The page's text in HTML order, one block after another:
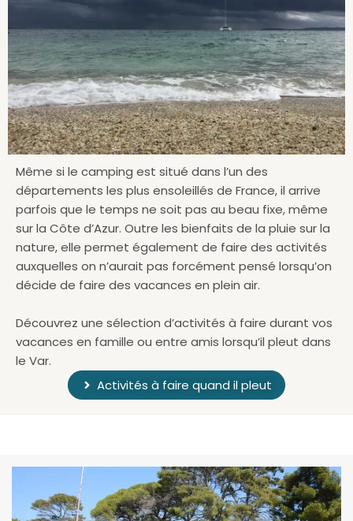
Même si le camping est situé dans l’un des
départements les plus ensoleillés de France, il arrive
parfois que le temps ne soit pas au beau fixe, même
sur la Côte d’Azur. Outre les bienfaits de la pluie sur la
nature, elle permet également de faire des activités
auxquelles on n’aurait pas forcément pensé lorsqu’on
décide de faire des vacances en plein air.
Découvrez une sélection d’activités à faire durant vos
vacances en famille ou entre amis lorsqu’il pleut dans
le Var.
Activités à faire quand il pleut